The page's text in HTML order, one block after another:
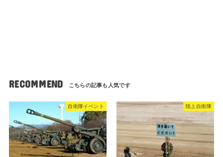
RECOMMEND
自衛隊イベント 陸上自衛隊